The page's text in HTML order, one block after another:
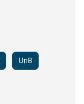
UnB